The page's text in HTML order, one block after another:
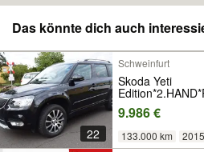
Das könnte dich auch
22
Schweinfurt
Skoda Yeti
9.986 €
133.000 km 2015